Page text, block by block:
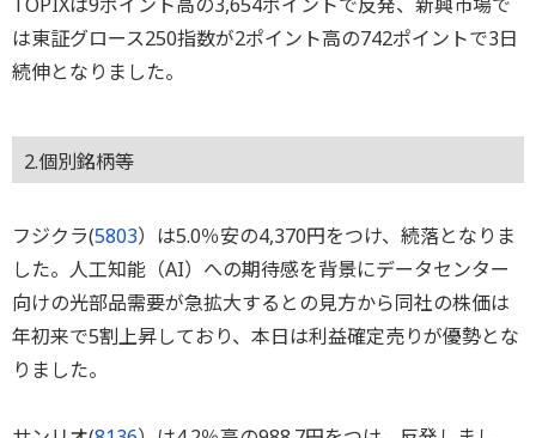
は東証グロース250指数が2ポイント高の742ポイントで3日
続伸となりました。
2.個別銘柄等
フジクラ(5803）は5.0％安の4,370円をつけ、続落となりま
した。人工知能（AI）への期待感を背景にデータセンター
向けの光部品需要が急拡大するとの見方から同社の株価は
年初来で5割上昇しており、本日は利益確定売りが優勢とな
りました。